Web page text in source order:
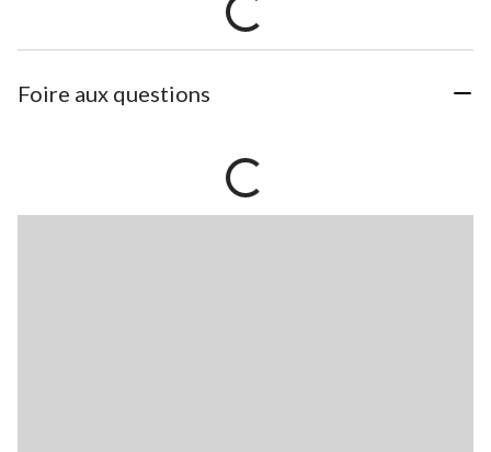
Foire aux questions